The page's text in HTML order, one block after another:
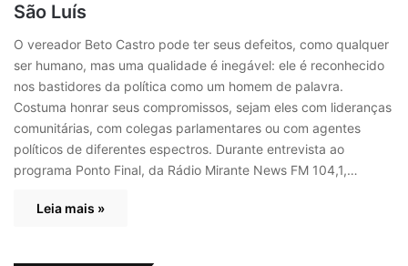
São Luís
O vereador Beto Castro pode ter seus defeitos, como qualquer
ser humano, mas uma qualidade é inegável: ele é reconhecido
nos bastidores da política como um homem de palavra.
Costuma honrar seus compromissos, sejam eles com lideranças
comunitárias, com colegas parlamentares ou com agentes
políticos de diferentes espectros. Durante entrevista ao
programa Ponto Final, da Rádio Mirante News FM 104,1,…
Leia mais »